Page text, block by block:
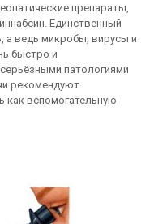
препараты,
Единственный
а ведь микробы, вирусы и
быстро и
патологиями
рекомендуют
как вспомогательную